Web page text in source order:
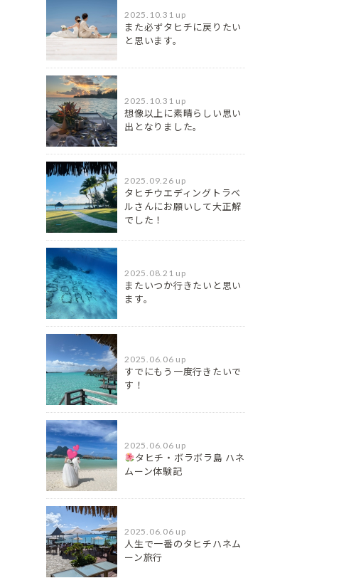
2025.10.31 up
また必ずタヒチに戻りたい
と思います。
2025.10.31 up
想像以上に素晴らしい思い
出となりました。
2025.09.26 up
タヒチウエディングトラベ
ルさんにお願いして大正解
でした！
2025.08.21 up
またいつか行きたいと思い
ます。
2025.06.06 up
すでにもう一度行きたいで
す！
2025.06.06 up
タヒチ・ボラボラ島 ハネ
ムーン体験記
2025.06.06 up
人生で一番のタヒチハネム
ーン旅行